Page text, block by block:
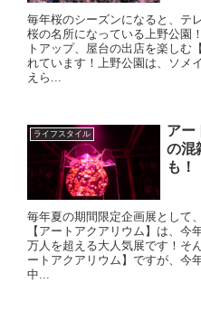
毎年桜のシーズンになると、テ
桜の名所になっている上野公園
トアップ、屋台の出店を楽しむ
れています！上野公園は、ソメ
えら...
ライフスタイル
アー
の混
も！
毎年夏の期間限定企画展として
【アートアクアリウム】は、今
万人を超える大人気展です！そ
ートアクアリウム】ですが、今
中...